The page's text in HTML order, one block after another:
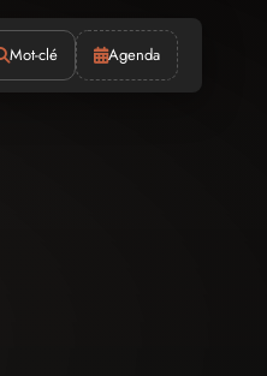
Mot-clé Agenda